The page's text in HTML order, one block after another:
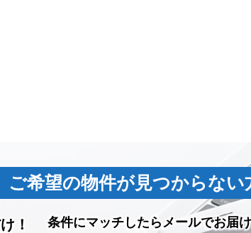
ご希望の物件が見つからない
！ 条件にマッチしたらメールでお届け